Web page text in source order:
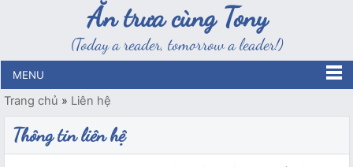
Ăn trưa cùng Tony
(Today a reader, tomorrow a leader!)
MENU
Trang chủ » Liên hệ
Thông tin liên hệ